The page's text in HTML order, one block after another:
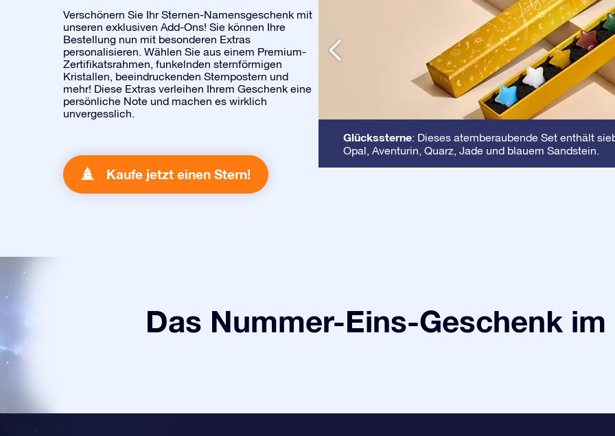
Verschönern Sie Ihr Sternen-Namensgeschenk mit
unseren exklusiven Add-Ons! Sie können Ihre
Bestellung nun mit besonderen Extras
personalisieren. Wählen Sie aus einem Premium-
Zertifikatsrahmen, funkelnden sternförmigen
Kristallen, beeindruckenden Sternpostern und
mehr! Diese Extras verleihen Ihrem Geschenk eine
persönliche Note und machen es wirklich
unvergesslich.
Kaufe jetzt einen Stern!
Glückssterne: Dieses atemberaubende Set enthält
Opal, Aventurin, Quarz, Jade und blauem Sandstein.
Das Nummer-Eins-Geschenk